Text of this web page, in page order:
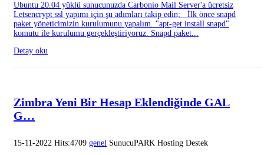
Ubuntu 20.04 yüklü sunucunuzda Carbonio Mail Server'a ücretsiz
Letsencrypt ssl yapımı için şu adımları takip edin; İlk önce snapd
paket yöneticimizin kurulumunu yapalım. "apt-get install snapd"
komutu ile kurulumu gerçekleştiriyoruz. Snapd paket...
Detay oku
Zimbra Yeni Bir Hesap Eklendiğinde GAL
G…
15-11-2022 Hits:4709 genel SunucuPARK Hosting Destek